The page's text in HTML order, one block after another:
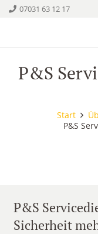
07031 63 12 17
P&S
Start
P&S
P&S
Sicherheit